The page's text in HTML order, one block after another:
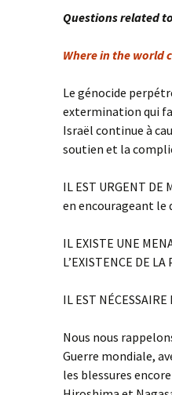
Questions related
Where in the world
Le génocide
extermination qui
Israël continue à
soutien et la
IL EST URGENT DE
en encourageant le
IL EXISTE UNE
L’EXISTENCE DE LA
IL EST NÉCESSAIRE
Nous nous
Guerre mondiale,
les blessures